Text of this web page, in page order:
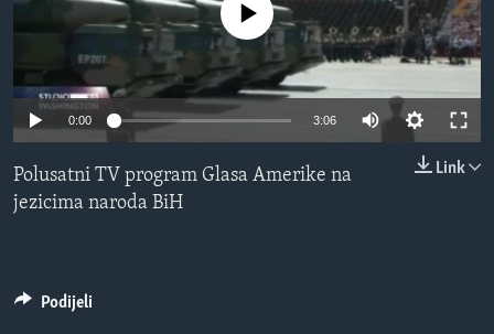
MAGAZIN
O GLASU AMERIKE
Learning English
PRATITE NAS
No media source currently available
0:00 3:06
Link
Polusatni TV program Glasa Amerike na
jezicima naroda BiH
Podijeli